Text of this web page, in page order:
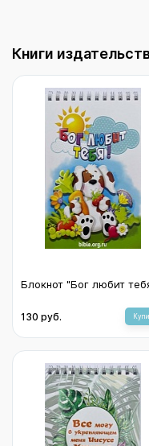
Книги
Блокнот "Бог любит
130 руб.